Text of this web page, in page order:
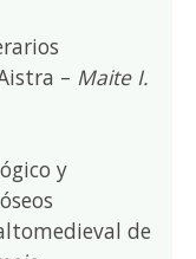
– Maite I.
y
de